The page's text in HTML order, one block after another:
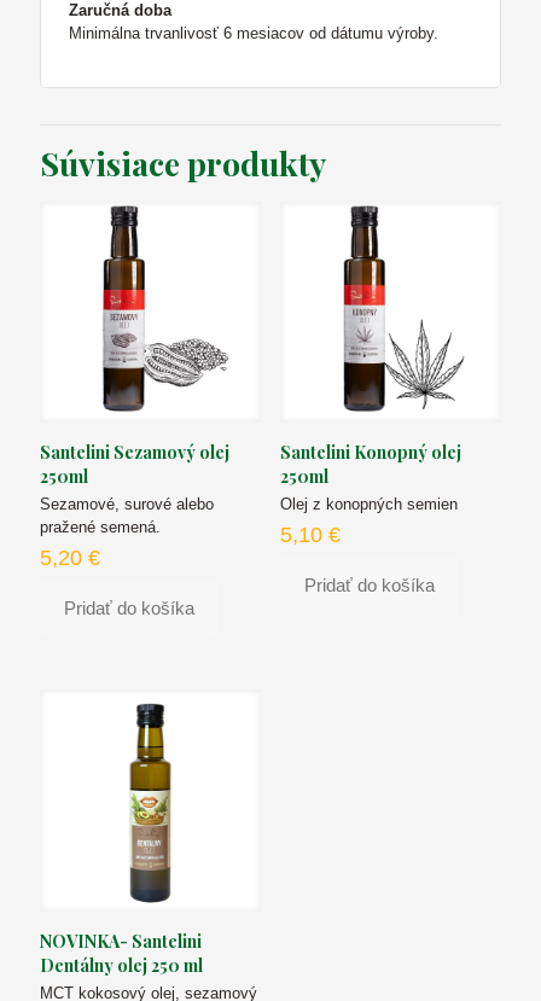
Zaručná doba
Minimálna trvanlivosť 6 mesiacov od dátumu výroby.
Súvisiace produkty
Santelini Sezamový olej
250ml
Sezamové, surové alebo
pražené semená.
5,20 €
Pridať do košíka
Santelini Konopný olej
250ml
Olej z konopných semien
5,10 €
Pridať do košíka
NOVINKA- Santelini
Dentálny olej 250 ml
MCT kokosový olej, sezamový